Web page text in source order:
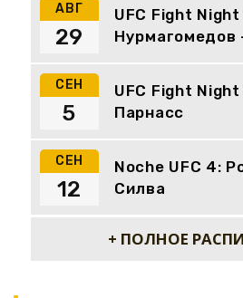
АВГ
UFC Fight
Нурмагомедов
29
СЕН
UFC Fight
Парнасс
5
СЕН
Noche UFC 4:
Силва
12
+ ПОЛНОЕ